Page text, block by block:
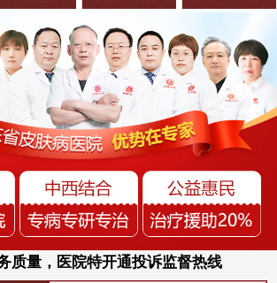
质量，医院特开通投诉监督热线